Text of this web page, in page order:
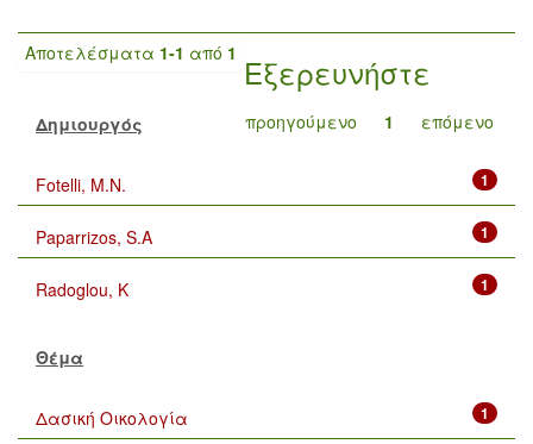
Αποτελέσματα 1-1 από 1
προηγούμενο 1 επόμενο
Εξερευνήστε
Δημιουργός
1
Fotelli, M.N.
1
Paparrizos, S.A
1
Radoglou, K
Θέμα
1
Δασική Οικολογία